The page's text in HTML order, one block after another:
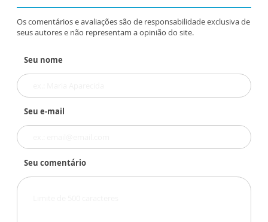
Os comentários e avaliações são de responsabilidade exclusiva de
seus autores e não representam a opinião do site.
Seu nome
Seu e-mail
Seu comentário